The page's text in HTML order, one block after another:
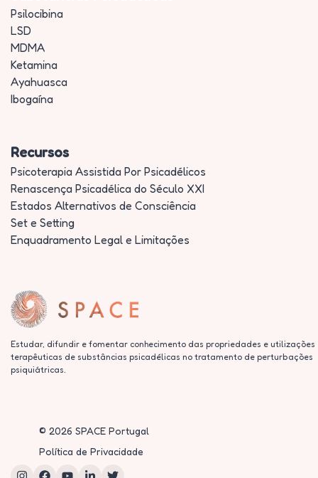
Psilocibina
LSD
MDMA
Ketamina
Ayahuasca
Ibogaína
Recursos
Psicoterapia Assistida Por Psicadélicos
Renascença Psicadélica do Século XXI
Estados Alternativos de Consciência
Set e Setting
Enquadramento Legal e Limitações
Estudar, difundir e fomentar conhecimento das propriedades e utilizações
terapêuticas de substâncias psicadélicas no tratamento de perturbações
psiquiátricas.
© 2026 SPACE Portugal
Política de Privacidade